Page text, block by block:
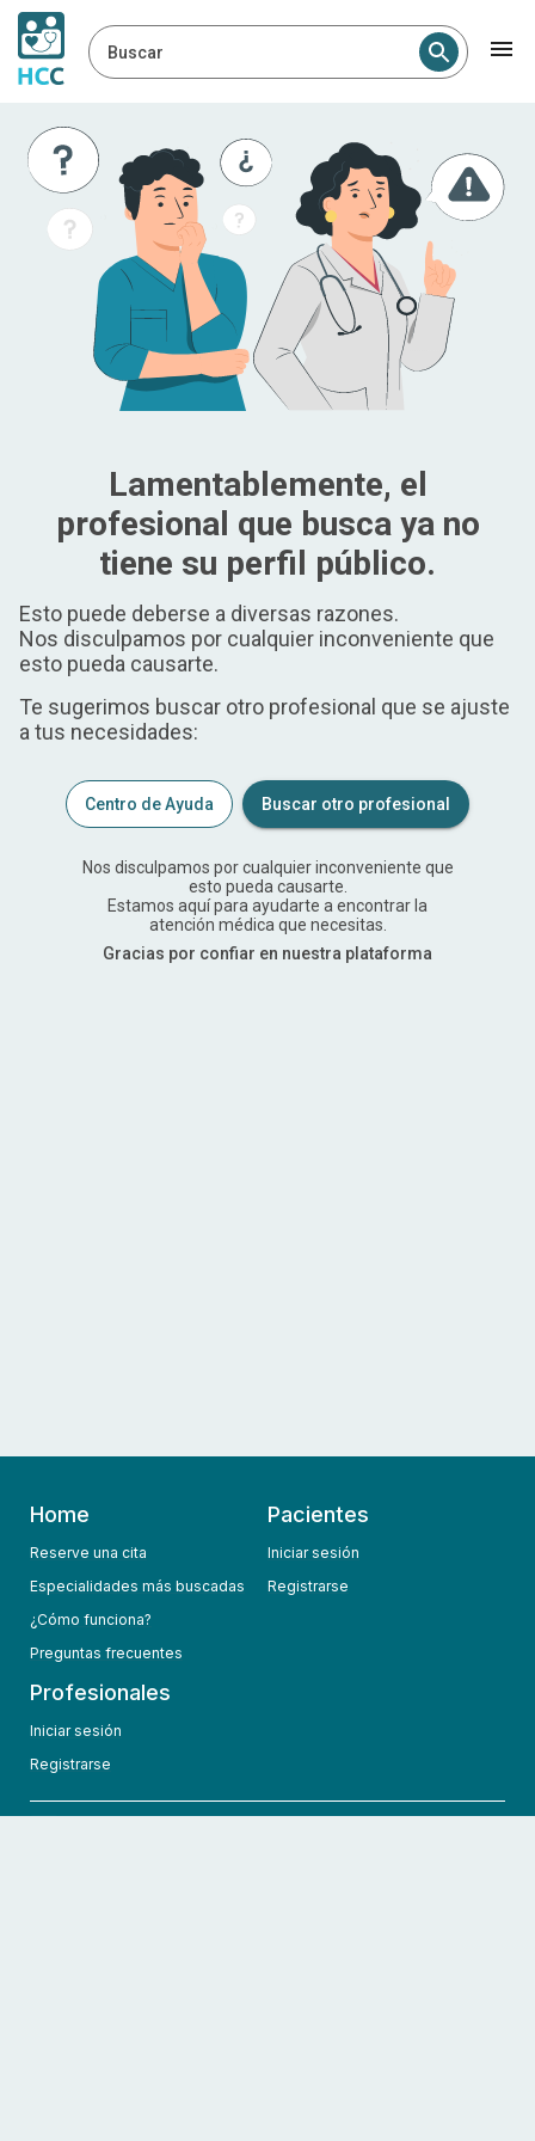
Buscar
Lamentablemente, el
profesional que busca ya no
tiene su perfil público.
Esto puede deberse a diversas razones.
Nos disculpamos por cualquier inconveniente que
esto pueda causarte.
Te sugerimos buscar otro profesional que se ajuste
a tus necesidades:
Centro de Ayuda Buscar otro profesional
Nos disculpamos por cualquier inconveniente que
esto pueda causarte.
Estamos aquí para ayudarte a encontrar la
atención médica que necesitas.
Gracias por confiar en nuestra plataforma
Home
Reserve una cita
Especialidades más buscadas
¿Cómo funciona?
Preguntas frecuentes
Pacientes
Iniciar sesión
Registrarse
Profesionales
Iniciar sesión
Registrarse